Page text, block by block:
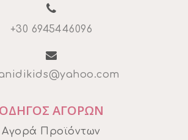
+30 6945446096
ΟΔΗΓΟΣ ΑΓΟΡΩΝ
Αγορά Προϊόντων